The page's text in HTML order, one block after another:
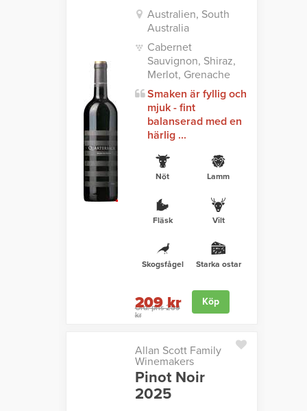
Australien, South
Australia
Cabernet
Sauvignon, Shiraz,
Merlot, Grenache
Smaken är fyllig och
mjuk - fint
balanserad med en
härlig ...
Nöt Lamm
Fläsk Vilt
Skogsfågel Starka ostar
Ord. pris 259
kr
209 kr Köp
Allan Scott Family
Winemakers
Pinot Noir
2025